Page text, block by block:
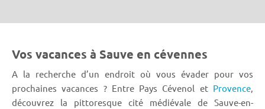
Vos vacances à Sauve en cévennes
A la recherche d’un endroit où vous évader pour vos
prochaines vacances ? Entre Pays Cévenol et Provence,
découvrez la pittoresque cité médiévale de Sauve-en-